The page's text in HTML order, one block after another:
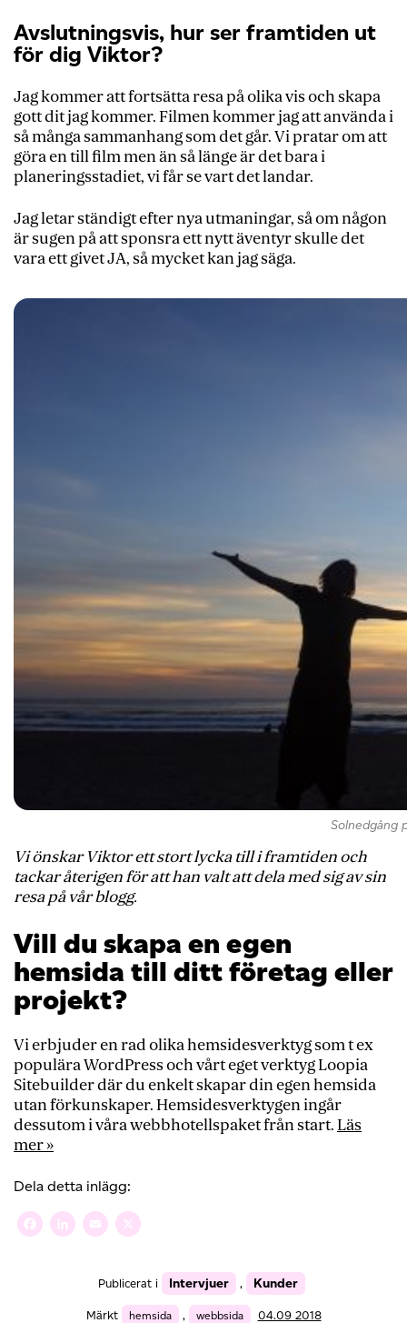
Avslutningsvis, hur ser framtiden ut
för dig Viktor?
Jag kommer att fortsätta resa på olika vis och skapa
gott dit jag kommer. Filmen kommer jag att använda i
så många sammanhang som det går. Vi pratar om att
göra en till film men än så länge är det bara i
planeringsstadiet, vi får se vart det landar.
Jag letar ständigt efter nya utmaningar, så om någon
är sugen på att sponsra ett nytt äventyr skulle det
vara ett givet JA, så mycket kan jag säga.
Solnedgång
Vi önskar Viktor ett stort lycka till i framtiden och
tackar återigen för att han valt att dela med sig av sin
resa på vår blogg.
Vill du skapa en egen
hemsida till ditt företag eller
projekt?
Vi erbjuder en rad olika hemsidesverktyg som t ex
populära WordPress och vårt eget verktyg Loopia
Sitebuilder där du enkelt skapar din egen hemsida
utan förkunskaper. Hemsidesverktygen ingår
dessutom i våra webbhotellspaket från start.Läs
mer »
Dela detta inlägg:
Facebook
LinkedIn
Email
Publicerat i Intervjuer , Kunder
Märkt hemsida , webbsida
04.09 2018